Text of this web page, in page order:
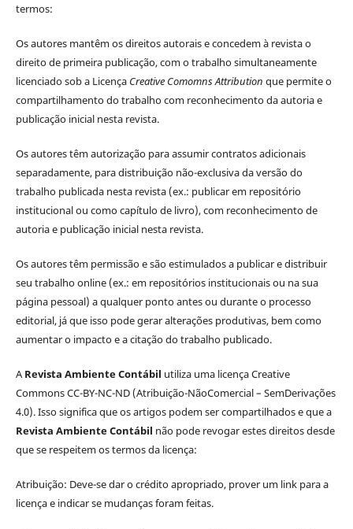
termos:
Os autores mantêm os direitos autorais e concedem à revista o
direito de primeira publicação, com o trabalho simultaneamente
licenciado sob a Licença Creative Comomns Attribution que permite o
compartilhamento do trabalho com reconhecimento da autoria e
publicação inicial nesta revista.
Os autores têm autorização para assumir contratos adicionais
separadamente, para distribuição não-exclusiva da versão do
trabalho publicada nesta revista (ex.: publicar em repositório
institucional ou como capítulo de livro), com reconhecimento de
autoria e publicação inicial nesta revista.
Os autores têm permissão e são estimulados a publicar e distribuir
seu trabalho online (ex.: em repositórios institucionais ou na sua
página pessoal) a qualquer ponto antes ou durante o processo
editorial, já que isso pode gerar alterações produtivas, bem como
aumentar o impacto e a citação do trabalho publicado.
ARevista Ambiente Contábil utiliza uma licença Creative
Commons CC-BY-NC-ND (Atribuição-NãoComercial – SemDerivações
4.0). Isso significa que os artigos podem ser compartilhados e que a
Revista Ambiente Contábil não pode revogar estes direitos desde
que se respeitem os termos da licença:
Atribuição: Deve-se dar o crédito apropriado, prover um link para a
licença e indicar se mudanças foram feitas.